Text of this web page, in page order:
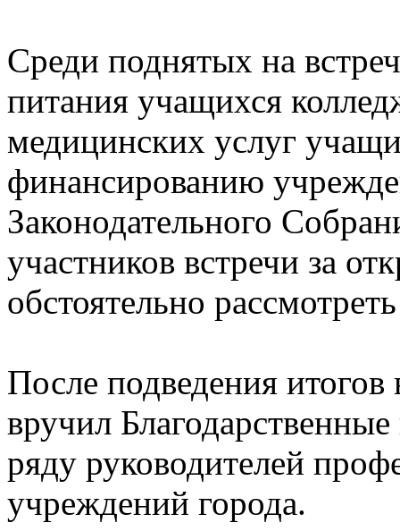
Среди поднятых на
питания учащихся
медицинских услуг
финансированию
Законодательного
участников встречи за
обстоятельно
После подведения
вручил
ряду руководителей
учреждений города.